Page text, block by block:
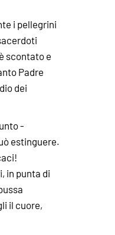
i pellegrini
scontato e
Padre
dei
-
estinguere.
in punta di
il cuore,